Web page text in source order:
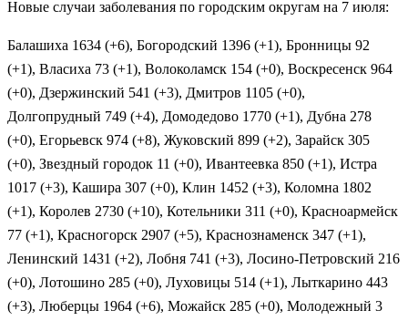
Новые случаи заболевания по городским округам на 7 июля:
Балашиха 1634 (+6), Богородский 1396 (+1), Бронницы 92
(+1), Власиха 73 (+1), Волоколамск 154 (+0), Воскресенск 964
(+0), Дзержинский 541 (+3), Дмитров 1105 (+0),
Долгопрудный 749 (+4), Домодедово 1770 (+1), Дубна 278
(+0), Егорьевск 974 (+8), Жуковский 899 (+2), Зарайск 305
(+0), Звездный городок 11 (+0), Ивантеевка 850 (+1), Истра
1017 (+3), Кашира 307 (+0), Клин 1452 (+3), Коломна 1802
(+1), Королев 2730 (+10), Котельники 311 (+0), Красноармейск
77 (+1), Красногорск 2907 (+5), Краснознаменск 347 (+1),
Ленинский 1431 (+2), Лобня 741 (+3), Лосино-Петровский 216
(+0), Лотошино 285 (+0), Луховицы 514 (+1), Лыткарино 443
(+3), Люберцы 1964 (+6), Можайск 285 (+0), Молодежный 3